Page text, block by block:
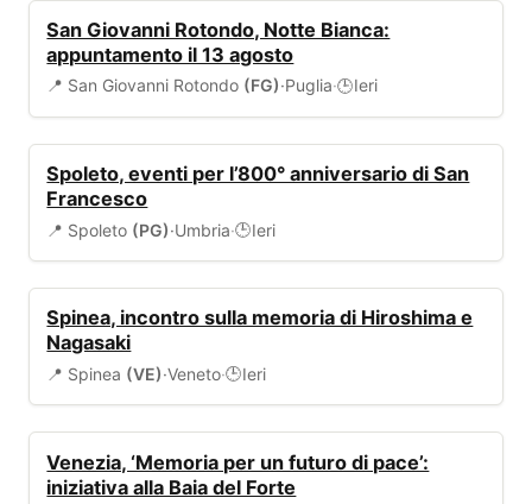
San Giovanni Rotondo, Notte Bianca:
appuntamento il 13 agosto
📍 San Giovanni Rotondo (FG)·Puglia·🕒Ieri
Spoleto, eventi per l’800° anniversario di San
Francesco
📍 Spoleto (PG)·Umbria·🕒Ieri
Spinea, incontro sulla memoria di Hiroshima e
Nagasaki
📍 Spinea (VE)·Veneto·🕒Ieri
Venezia, ‘Memoria per un futuro di pace’:
iniziativa alla Baia del Forte